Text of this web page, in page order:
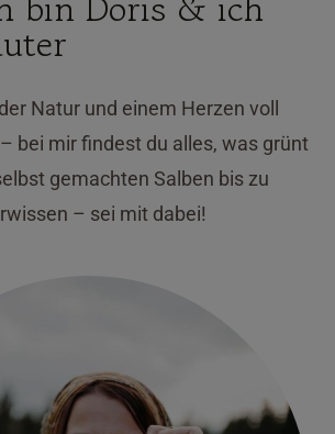
Natur und einem Herzen voll
bei mir findest du alles, was grünt
gemachten Salben bis zu
– sei mit dabei!